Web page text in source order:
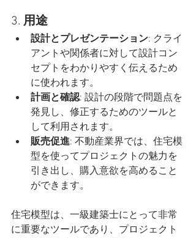
3. 用途
設計とプレゼンテーション: クライ
アントや関係者に対して設計コン
セプトをわかりやすく伝えるため
に使われます。
計画と確認: 設計の段階で問題点を
発見し、修正するためのツールと
して利用されます。
販売促進: 不動産業界では、住宅模
型を使ってプロジェクトの魅力を
引き出し、購入意欲を高めること
ができます。
住宅模型は、一級建築士にとって非常
に重要なツールであり、プロジェクト